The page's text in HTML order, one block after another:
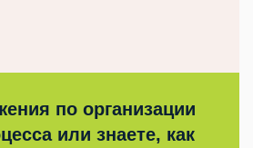
по организации
или знаете, как